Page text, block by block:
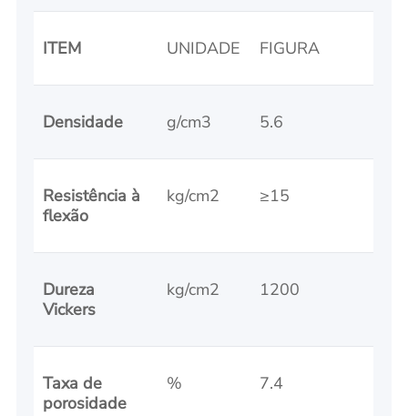
ITEM UNIDADE FIGURA
Densidade g/cm3 5.6
Resistência à
flexão
kg/cm2 ≥15
Dureza
Vickers
kg/cm2 1200
Taxa de
porosidade
% 7.4